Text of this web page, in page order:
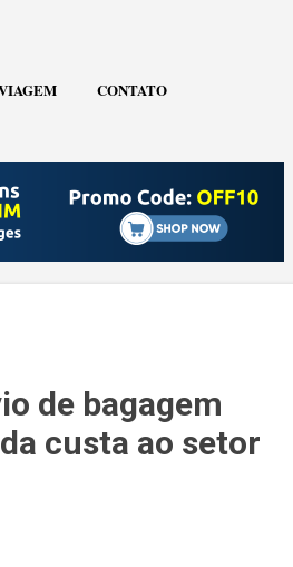
CONTATO
de bagagem
custa ao setor